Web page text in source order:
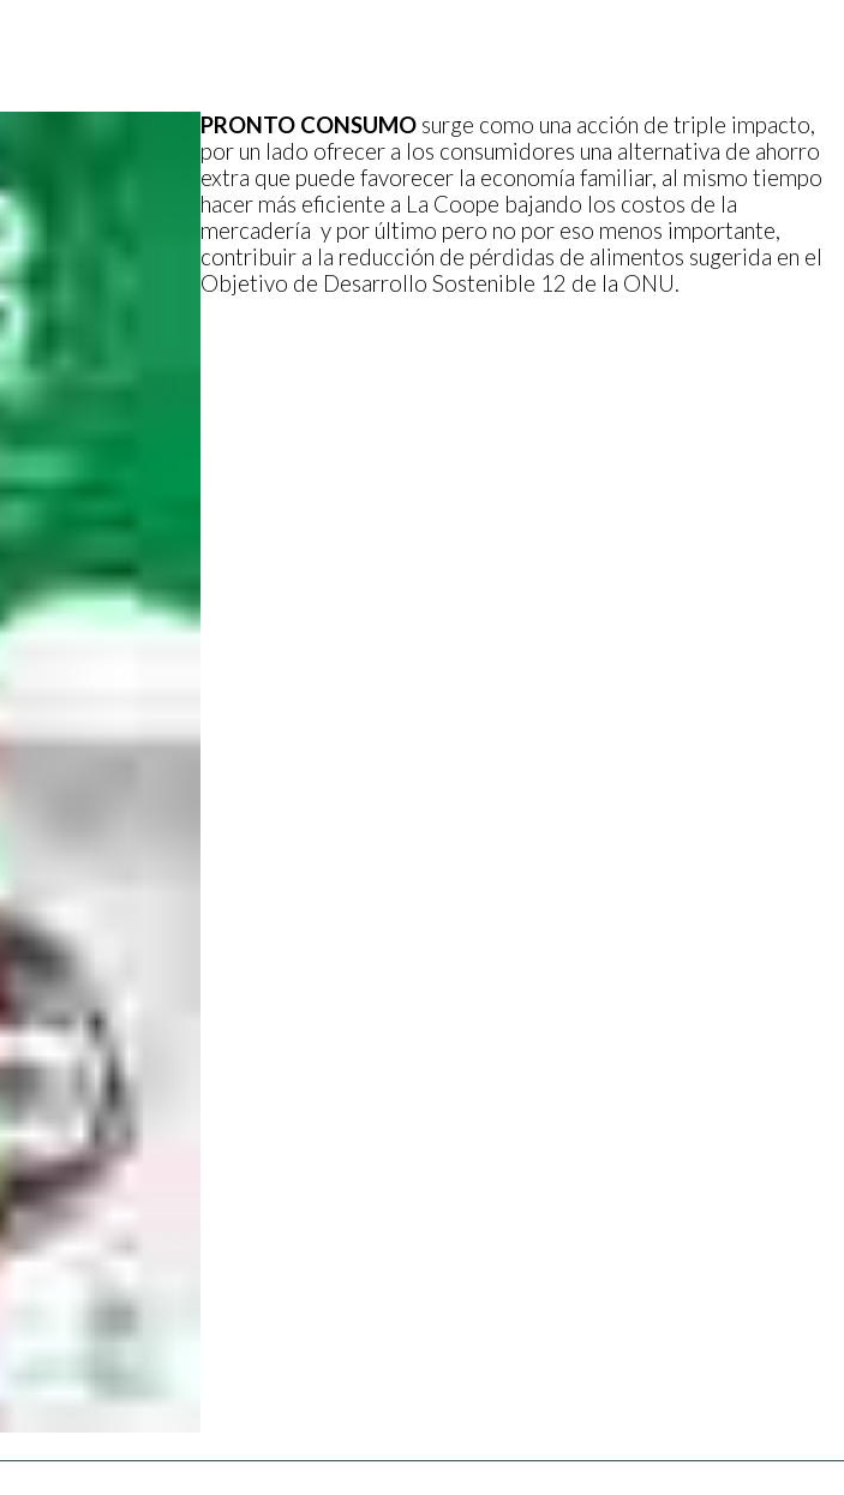
PRONTO CONSUMO surge como una acción de triple impacto,
por un lado ofrecer a los consumidores una alternativa de ahorro
extra que puede favorecer la economía familiar, al mismo tiempo
hacer más eficiente a La Coope bajando los costos de la
mercadería y por último pero no por eso menos importante,
contribuir a la reducción de pérdidas de alimentos sugerida en el
Objetivo de Desarrollo Sostenible 12 de la ONU.